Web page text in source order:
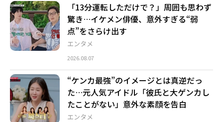
エンタメ
「13分運転しただけで？」周囲も思わず
驚き…イケメン俳優、意外すぎる“弱
点”をさらけ出す
2026.08.07
エンタメ
“ケンカ最強”のイメージとは真逆だっ
た…元人気アイドル「彼氏と大ゲンカし
たことがない」意外な素顔を告白